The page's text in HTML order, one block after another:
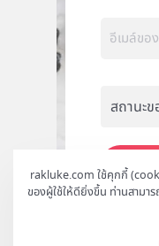
rakluke.com ใช้คุกกี้
ของผู้ใช้ให้ดียิ่งขึ้น ท่านสามาร